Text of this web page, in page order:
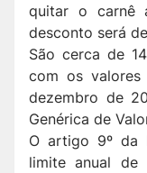
quitar o carnê
desconto será
São cerca de
com os
dezembro de
Genérica de
O artigo 9º da
limite anual de